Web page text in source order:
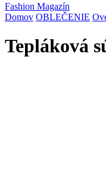
Fashion Magazín
Domov OBLEČENIE
Tepláková